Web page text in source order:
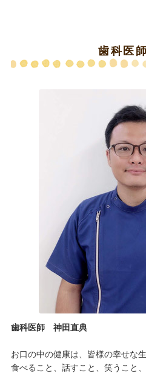
歯科医
歯科医師 神田直典
お口の中の健康は、皆様の幸せな
食べること、話すこと、笑うこと